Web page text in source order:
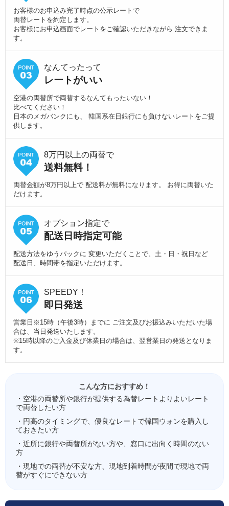
お客様のお申込み完了時点の公示レートで
両替レートを約定します。
お客様にお申込画面でレートをご確認いただきながら 注文できま
す。
なんてったって
レートがいい
空港の両替所で両替するなんてもったいない！
比べてください！
日本のメガバンクにも、 韓国系在日銀行にも負けないレートをご提
供します。
8万円以上の両替で
送料無料！
両替金額が8万円以上で 配送料が無料になります。 お得に両替いた
だけます。
オプション指定で
配送日時指定可能
配送方法をゆうパックに 変更いただくことで、土・日・祝日など
配送日、時間帯を指定いただけます。
SPEEDY！
即日発送
営業日※15時（午後3時）までに ご注文及びお振込みいただいた場
合は、当日発送いたします。
※15時以降のご入金及び休業日の場合は、翌営業日の発送となりま
す。
こんな方におすすめ！
・空港の両替所や銀行が提供する為替レートよりよいレート
で両替したい方
・円高のタイミングで、優良なレートで韓国ウォンを購入し
ておきたい方
・近所に銀行や両替所がない方や、窓口に出向く時間のない
方
・現地での両替が不安な方、現地到着時間が夜間で現地で両
替がすぐにできない方